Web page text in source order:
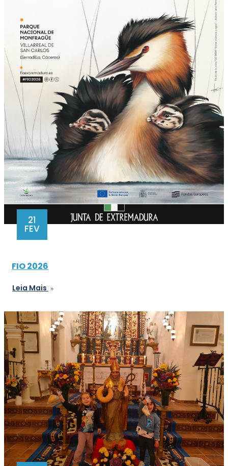
21
FEV
FIO 2026
Leia Mais